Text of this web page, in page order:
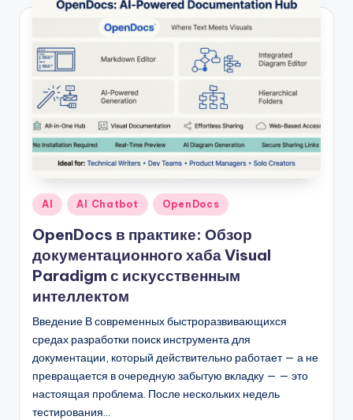
Опубликовано
AI AI Chatbot OpenDocs
OpenDocs в практике: Обзор
документационного хаба Visual
Paradigm с искусственным
интеллектом
Введение В современных быстроразвивающихся
средах разработки поиск инструмента для
документации, который действительно работает — а не
превращается в очередную забытую вкладку — — это
настоящая проблема. После нескольких недель
тестирования…